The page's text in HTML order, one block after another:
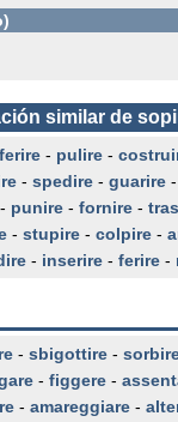
similar de
- pulire -
- spedire - guarire -
- punire - fornire -
- stupire - colpire -
- inserire - ferire -
- sbigottire -
- figgere -
- amareggiare -